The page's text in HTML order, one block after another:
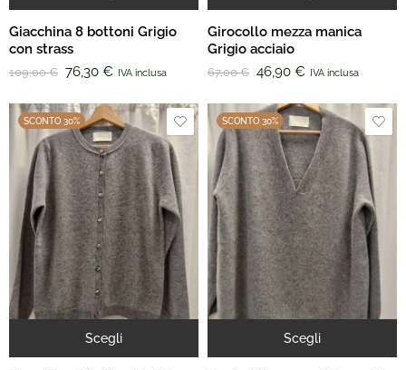
Giacchina 8 bottoni Grigio
con strass
109,00€ 76,30 € IVA inclusa
Girocollo mezza manica
Grigio acciaio
67,00€ 46,90 € IVA inclusa
SCONTO 30%
Scegli
SCONTO 30%
Scegli